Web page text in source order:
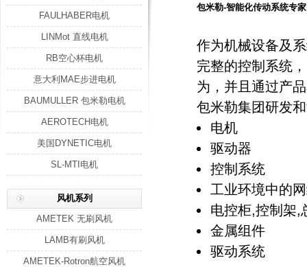
FAULHABER电机
LINMot 直线电机
RB空心杯电机
意大利MAE步进电机
BAUMULLER 包米勒电机
AEROTECH电机
美国DYNETIC电机
SL-MTI电机
风机系列
AMETEK 无刷风机
LAMB有刷风机
AMETEK-Rotron航空风机
包米勒-智能化传动系统专家
作为机械设备及
完整的控制系统
为，并且通过产
包米勒集团研发
电机
驱动器
控制系统
工业环境中的
电控柜,控制架,
金属组件
驱动系统